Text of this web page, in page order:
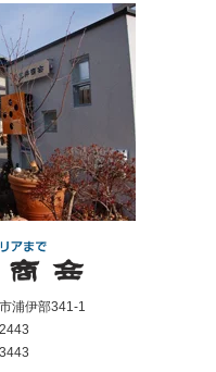
浦伊部341-1